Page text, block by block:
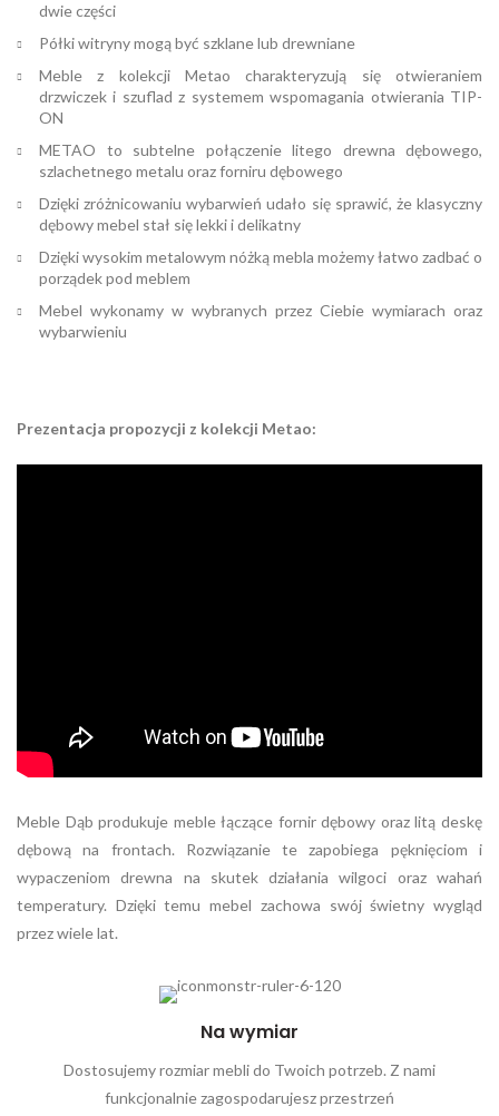
dwie części
Półki witryny mogą być szklane lub drewniane
Meble z kolekcji Metao charakteryzują się otwieraniem
drzwiczek i szuflad z systemem wspomagania otwierania TIP-
ON
METAO to subtelne połączenie litego drewna dębowego,
szlachetnego metalu oraz forniru dębowego
Dzięki zróżnicowaniu wybarwień udało się sprawić, że klasyczny
dębowy mebel stał się lekki i delikatny
Dzięki wysokim metalowym nóżką mebla możemy łatwo zadbać o
porządek pod meblem
Mebel wykonamy w wybranych przez Ciebie wymiarach oraz
wybarwieniu
Prezentacja propozycji z kolekcji Metao:
Meble Dąb produkuje meble łączące fornir dębowy oraz litą deskę
dębową na frontach. Rozwiązanie te zapobiega pęknięciom i
wypaczeniom drewna na skutek działania wilgoci oraz wahań
temperatury. Dzięki temu mebel zachowa swój świetny wygląd
przez wiele lat.
Na wymiar
Dostosujemy rozmiar mebli do Twoich potrzeb. Z nami
funkcjonalnie zagospodarujesz przestrzeń